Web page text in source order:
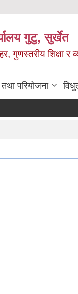
गुटु, सुर्खेत
गुणस्तरीय शिक्षा र
परियोजना